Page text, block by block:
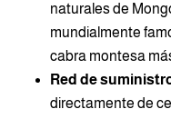
naturales de
mundialmente
cabra montesa
Red de
directamente de